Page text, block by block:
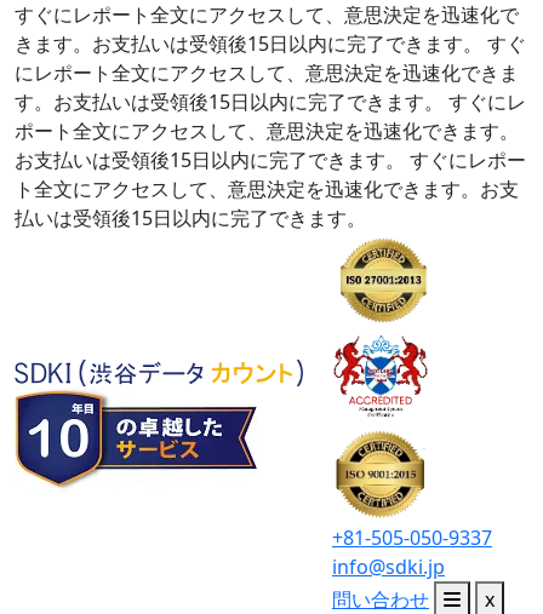
すぐにレポート全文にアクセスして、意思決定を迅速化で
きます。お支払いは受領後15日以内に完了できます。
すぐ
にレポート全文にアクセスして、意思決定を迅速化できま
す。お支払いは受領後15日以内に完了できます。
すぐにレ
ポート全文にアクセスして、意思決定を迅速化できます。
お支払いは受領後15日以内に完了できます。
すぐにレポー
ト全文にアクセスして、意思決定を迅速化できます。お支
払いは受領後15日以内に完了できます。
+81-505-050-9337
info@sdki.jp
問い合わせ
x